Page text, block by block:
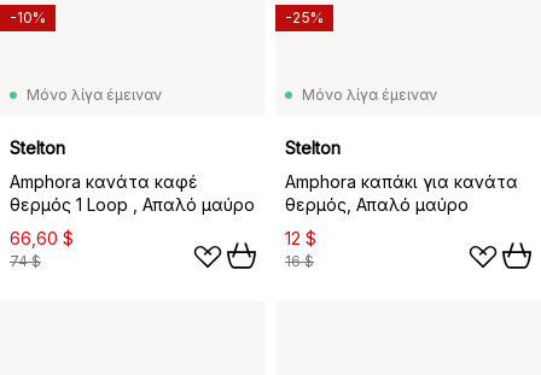
Μόνο λίγα έμειναν
Stelton
Amphora κανάτα καφέ
θερμός 1 Loop , Απαλό μαύρο
66,60 $
74 $
-10%
Μόνο λίγα έμειναν
Stelton
Amphora καπάκι για κανάτα
θερμός, Απαλό μαύρο
12 $
16 $
-25%